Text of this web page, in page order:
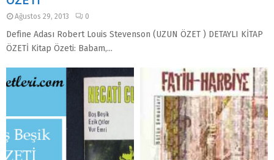
Ağustos 29, 2013 0
Define Adası Robert Louis Stevenson (UZUN ÖZET ) DETAYLI KİTAP
ÖZETİ Kitap Özeti: Babam,...